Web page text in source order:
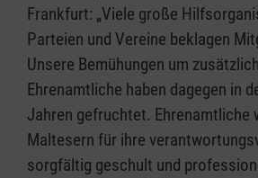
Frankfurt: „Viele große
Parteien und Vereine beklagen
Unsere Bemühungen um
Ehrenamtliche haben dagegen in
Jahren gefruchtet. Ehrenamtliche
Maltesern für ihre
sorgfältig geschult und